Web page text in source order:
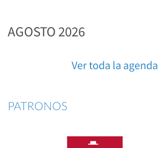
AGOSTO 2026
Ver toda la agenda
PATRONOS